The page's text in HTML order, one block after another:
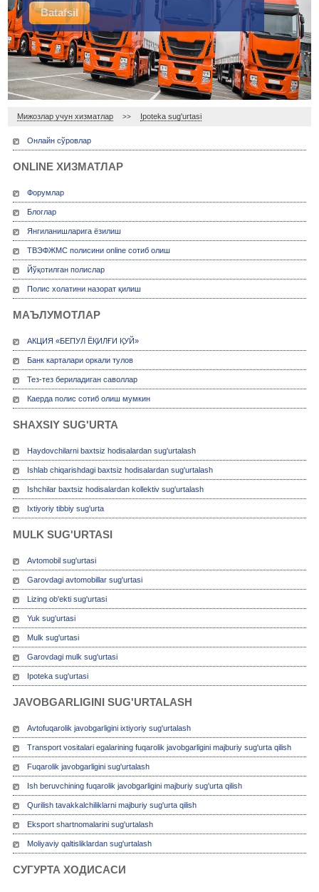
Batafsil
Мижозлар учун хизматлар >> Ipoteka sug'urtasi
Онлайн сўровлар
ONLINE ХИЗМАТЛАР
Форумлар
Блоглар
Янгиланишларига ёзилиш
ТВЭФЖМС полисини online сотиб олиш
Йўқотилган полислар
Полис холатини назорат қилиш
МАЪЛУМОТЛАР
АКЦИЯ «БЕПУЛ ЁҚИЛҒИ ҚУЙ»
Банк карталари оркали тулов
Тез-тез бериладиган саволлар
Каерда полис сотиб олиш мумкин
SHAXSIY SUG'URTA
Haydovchilarni baxtsiz hodisalardan sug'urtalash
Ishlab chiqarishdagi baxtsiz hodisalardan sug'urtalash
Ishchilar baxtsiz hodisalardan kollektiv sug'urtalash
Ixtiyoriy tibbiy sug'urta
MULK SUG'URTASI
Avtomobil sug'urtasi
Garovdagi avtomobillar sug'urtasi
Lizing ob'ekti sug'urtasi
Yuk sug'urtasi
Mulk sug'urtasi
Garovdagi mulk sug'urtasi
Ipoteka sug'urtasi
JAVOBGARLIGINI SUG'URTALASH
Avtofuqarolik javobgarligini ixtiyoriy sug'urtalash
Transport vositalari egalarining fuqarolik javobgarligini majburiy sug'urta qilish
Fuqarolik javobgarligini sug'urtalash
Ish beruvchining fuqarolik javobgarligini majburiy sug'urta qilish
Qurilish tavakkalchiliklarni majburiy sug'urta qilish
Eksport shartnomalarini sug'urtalash
Moliyaviy qaltisliklardan sug'urtalash
СУГУРТА ХОДИСАСИ